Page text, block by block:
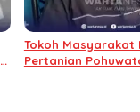
Tokoh Masyarakat
Pertanian